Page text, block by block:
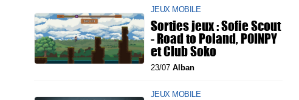
JEUX MOBILE
Sorties jeux : Sofie Scout
- Road to Poland, POINPY
et Club Soko
23/07 Alban
JEUX MOBILE